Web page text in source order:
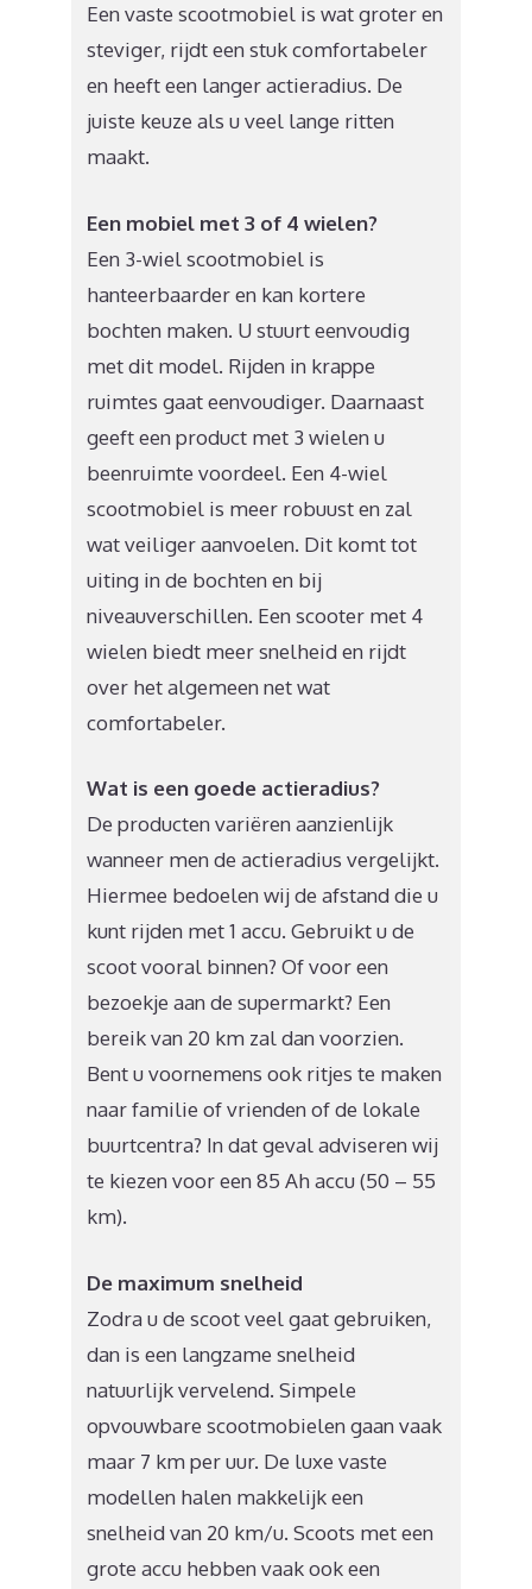
Een vaste scootmobiel is wat groter en
steviger, rijdt een stuk comfortabeler
en heeft een langer actieradius. De
juiste keuze als u veel lange ritten
maakt.
Een mobiel met 3 of 4 wielen?
Een 3-wiel scootmobiel is
hanteerbaarder en kan kortere
bochten maken. U stuurt eenvoudig
met dit model. Rijden in krappe
ruimtes gaat eenvoudiger. Daarnaast
geeft een product met 3 wielen u
beenruimte voordeel. Een 4-wiel
scootmobiel is meer robuust en zal
wat veiliger aanvoelen. Dit komt tot
uiting in de bochten en bij
niveauverschillen. Een scooter met 4
wielen biedt meer snelheid en rijdt
over het algemeen net wat
comfortabeler.
Wat is een goede actieradius?
De producten variëren aanzienlijk
wanneer men de actieradius vergelijkt.
Hiermee bedoelen wij de afstand die u
kunt rijden met 1 accu. Gebruikt u de
scoot vooral binnen? Of voor een
bezoekje aan de supermarkt? Een
bereik van 20 km zal dan voorzien.
Bent u voornemens ook ritjes te maken
naar familie of vrienden of de lokale
buurtcentra? In dat geval adviseren wij
te kiezen voor een 85 Ah accu (50 – 55
km).
De maximum snelheid
Zodra u de scoot veel gaat gebruiken,
dan is een langzame snelheid
natuurlijk vervelend. Simpele
opvouwbare scootmobielen gaan vaak
maar 7 km per uur. De luxe vaste
modellen halen makkelijk een
snelheid van 20 km/u. Scoots met een
grote accu hebben vaak ook een